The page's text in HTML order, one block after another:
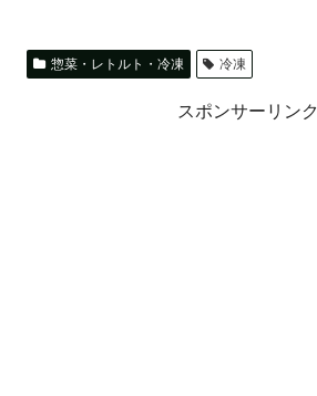
惣菜・レトルト・冷凍 冷凍
スポンサーリンク